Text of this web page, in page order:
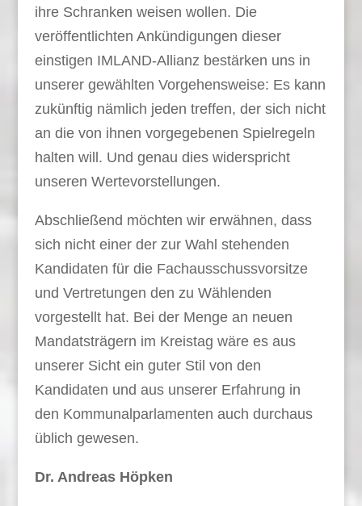
ihre Schranken weisen wollen. Die
veröffentlichten Ankündigungen dieser
einstigen IMLAND-Allianz bestärken uns in
unserer gewählten Vorgehensweise: Es kann
zukünftig nämlich jeden treffen, der sich nicht
an die von ihnen vorgegebenen Spielregeln
halten will. Und genau dies widerspricht
unseren Wertevorstellungen.
Abschließend möchten wir erwähnen, dass
sich nicht einer der zur Wahl stehenden
Kandidaten für die Fachausschussvorsitze
und Vertretungen den zu Wählenden
vorgestellt hat. Bei der Menge an neuen
Mandatsträgern im Kreistag wäre es aus
unserer Sicht ein guter Stil von den
Kandidaten und aus unserer Erfahrung in
den Kommunalparlamenten auch durchaus
üblich gewesen.
Dr. Andreas Höpken